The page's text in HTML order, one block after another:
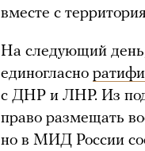
вместе с
На следующий
единогласно
с ДНР и ЛНР. Из
право размещать
но в МИД России